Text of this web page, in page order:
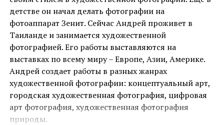
Ця подія, яку не можна пропустити, дала
можливість поціновувачам мистецтва придбати
деякі з найбільш інвестиційно привабливих творів
ще до того, як ярмарок відкрився для публіки.
Однією з найяскравіших подій ярмарку стала
виставка двадцяти чотирьох вибраних робіт
Руперта Гарсії, одного з найвідоміших художників-
чикано, представлених колекцією спадщини
детстве он начал делать фотографии на
фотоаппарат Зенит. Сейчас Андрей проживет в
Таиланде и занимается художественной
фотографией. Его работы выставляются на
выставках по всему миру – Европе, Азии, Америке.
Андрей создает работы в разных жанрах
художественной фотографии: концептуальный арт,
городская художественная фотография, цифровая
арт фотография, художественная фотография
природы.